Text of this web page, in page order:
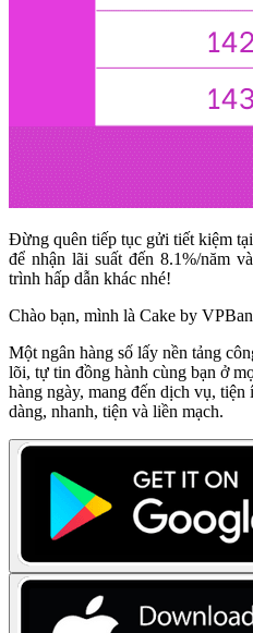
Đừng quên tiếp tục gửi tiết kiệm
để nhận lãi suất đến 8.1%/năm
trình hấp dẫn khác nhé!
Chào bạn, mình là Cake by
Một ngân hàng số lấy nền tảng
lõi, tự tin đồng hành cùng bạn ở
hàng ngày, mang đến dịch vụ,
dàng, nhanh, tiện và liền mạch.